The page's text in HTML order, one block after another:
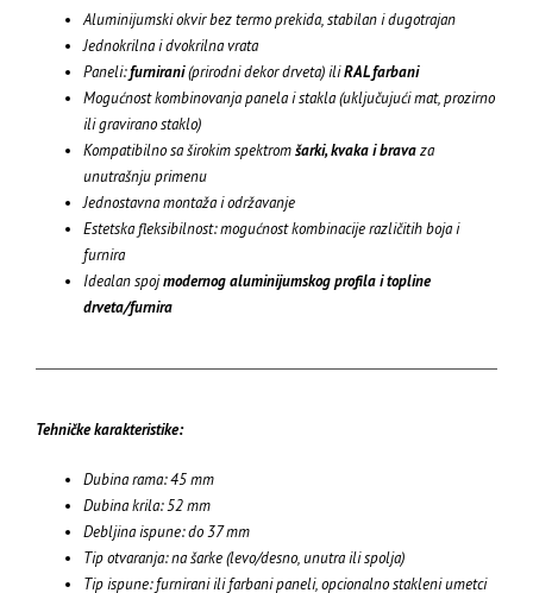
Aluminijumski okvir bez termo prekida, stabilan i dugotrajan
Jednokrilna i dvokrilna vrata
Paneli:furnirani(prirodni dekor drveta) iliRAL farbani
Mogućnost kombinovanja panela i stakla (uključujući mat, prozirno
ili gravirano staklo)
Kompatibilno sa širokim spektromšarki, kvaka i bravaza
unutrašnju primenu
Jednostavna montaža i održavanje
Estetska fleksibilnost: mogućnost kombinacije različitih boja i
furnira
Idealan spojmodernog aluminijumskog profila i topline
drveta/furnira
Tehničke karakteristike:
Dubina rama: 45 mm
Dubina krila: 52 mm
Debljina ispune: do 37 mm
Tip otvaranja: na šarke (levo/desno, unutra ili spolja)
Tip ispune: furnirani ili farbani paneli, opcionalno stakleni umetci